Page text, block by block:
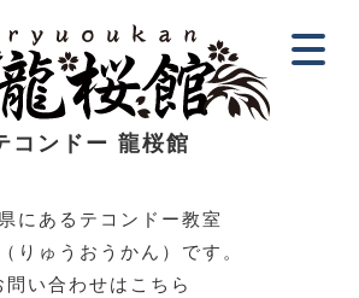
コンドー 龍桜館
にあるテコンドー教室
りゅうおうかん）です。
問い合わせはこちら